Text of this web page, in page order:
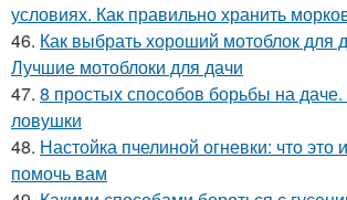
условиях. Как правильно хранить
46. Как выбрать хороший мотоблок для
Лучшие мотоблоки для дачи
47. 8 простых способов борьбы на
ловушки
48. Настойка пчелиной огневки: что это
помочь вам